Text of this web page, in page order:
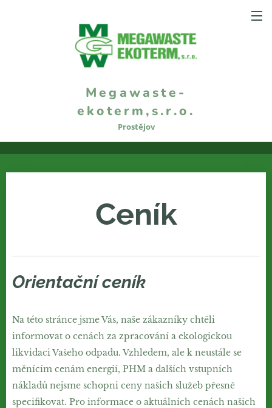
Megawaste-
ekoterm,s.r.o .
Prostějov
Ceník
Orientační ceník
Na této stránce jsme Vás, naše zákazníky chtěli
informovat o cenách za zpracování a ekologickou
likvidaci Vašeho odpadu. Vzhledem, ale k neustále se
měnícím cenám energií, PHM a dalších vstupních
nákladů nejsme schopni ceny našich služeb přesně
specifikovat. Pro informace o aktuálních cenách našich